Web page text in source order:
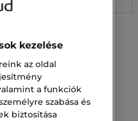
kezelése
az oldal
a funkciók
szabása és
biztosítása